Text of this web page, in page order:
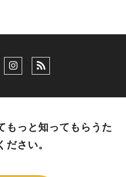
もっと知ってもらうた
さい。